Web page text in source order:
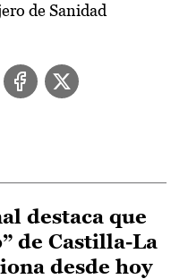
de Sanidad
destaca que
de Castilla-La
desde hoy